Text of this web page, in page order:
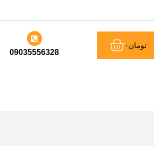
تومان ۰سبد
خرید
09035556328